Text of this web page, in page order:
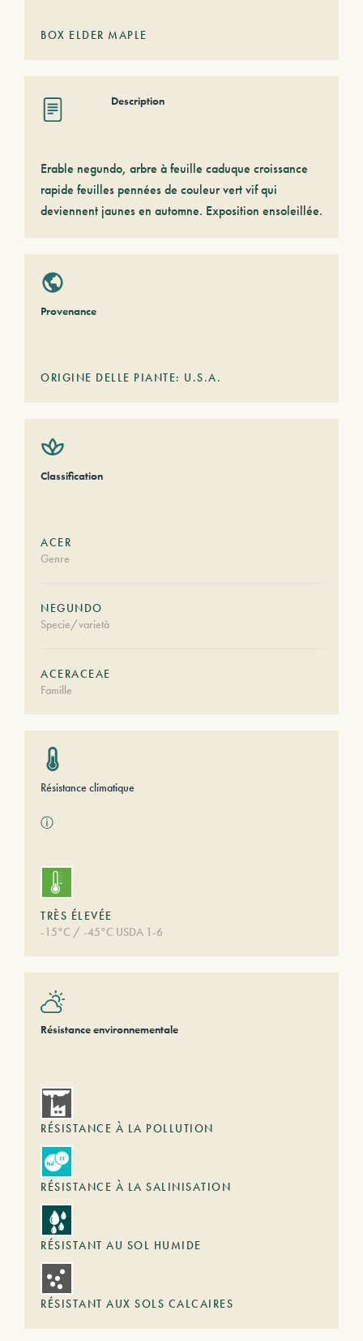
BOX ELDER MAPLE
Description
Erable negundo, arbre à feuille caduque croissance
rapide feuilles pennées de couleur vert vif qui
deviennent jaunes en automne. Exposition ensoleillée.
Provenance
ORIGINE DELLE PIANTE: U.S.A.
Classification
ACER
Genre
NEGUNDO
Specie/varietà
ACERACEAE
Famille
Résistance climatique
ⓘ
TRÈS ÉLEVÉE
-15°C / -45°C USDA 1-6
Résistance environnementale
RÉSISTANCE À LA POLLUTION
RÉSISTANCE À LA SALINISATION
RÉSISTANT AU SOL HUMIDE
RÉSISTANT AUX SOLS CALCAIRES